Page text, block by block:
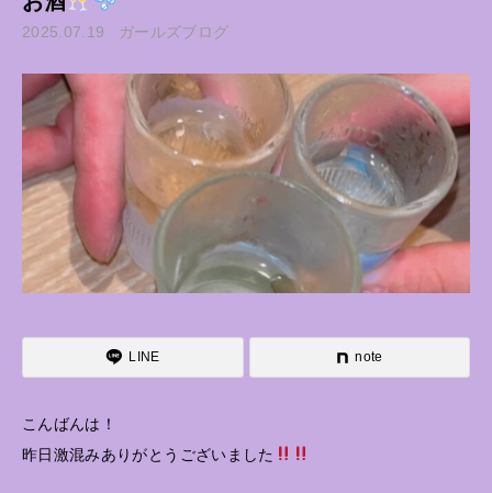
2025.07.19 ガールズブログ
LINE note
こんばんは！
昨日激混みありがとうございました